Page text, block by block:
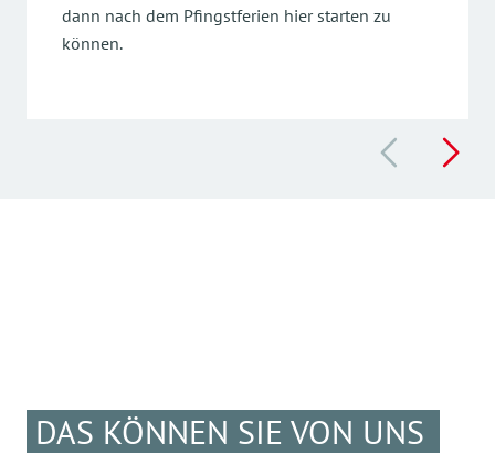
dann nach dem Pfingstferien hier starten zu
können.
DAS KÖNNEN SIE VON UNS